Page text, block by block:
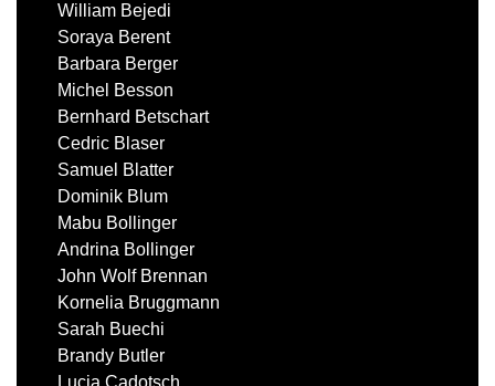
William Bejedi
Soraya Berent
Barbara Berger
Michel Besson
Bernhard Betschart
Cedric Blaser
Samuel Blatter
Dominik Blum
Mabu Bollinger
Andrina Bollinger
John Wolf Brennan
Kornelia Bruggmann
Sarah Buechi
Brandy Butler
Lucia Cadotsch